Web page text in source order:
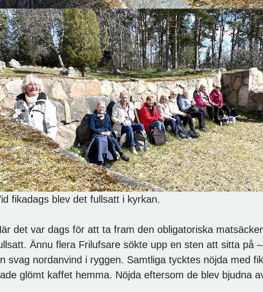
fikadags blev det fullsatt i kyrkan.
det var dags för att ta fram den obligatoriska
Ännu flera Frilufsare sökte upp en sten att sitta på
svag nordanvind i ryggen. Samtliga tycktes nöjda med
glömt kaffet hemma. Nöjda eftersom de blev bjudna